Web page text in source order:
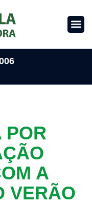
POR
A
VERÃO